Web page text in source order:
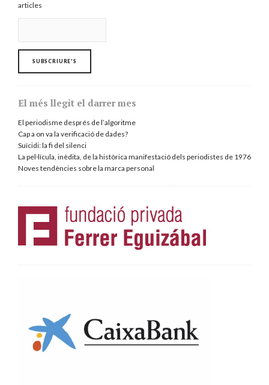
articles
El més llegit el darrer mes
El periodisme després de l’algoritme
Cap a on va la verificació de dades?
Suïcidi: la fi del silenci
La pel·lícula, inèdita, de la històrica manifestació dels periodistes de 1976
Noves tendències sobre la marca personal